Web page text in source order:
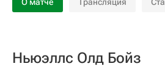
Ньюэллс Олд Бойз